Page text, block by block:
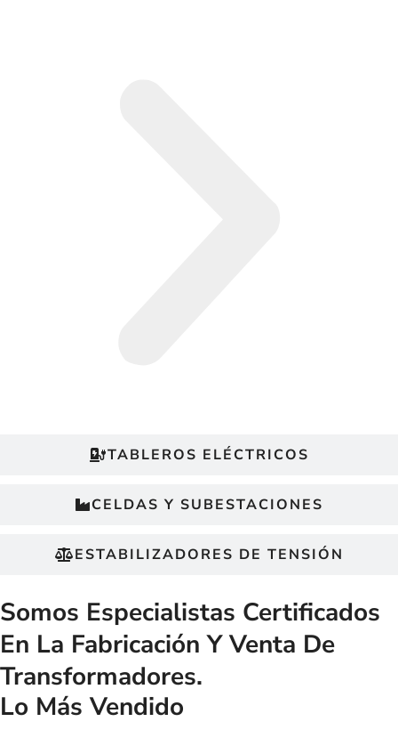
TABLEROS ELÉCTRICOS
CELDAS Y SUBESTACIONES
ESTABILIZADORES DE TENSIÓN
Somos Especialistas Certificados
En La Fabricación Y Venta De
Transformadores.
Lo Más Vendido